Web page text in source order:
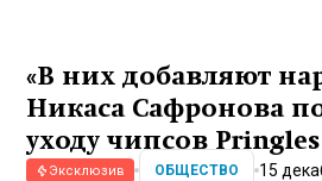
«В них добавляют
Никаса Сафронова
уходу чипсов Pringles
Эксклюзив ОБЩЕСТВО 15